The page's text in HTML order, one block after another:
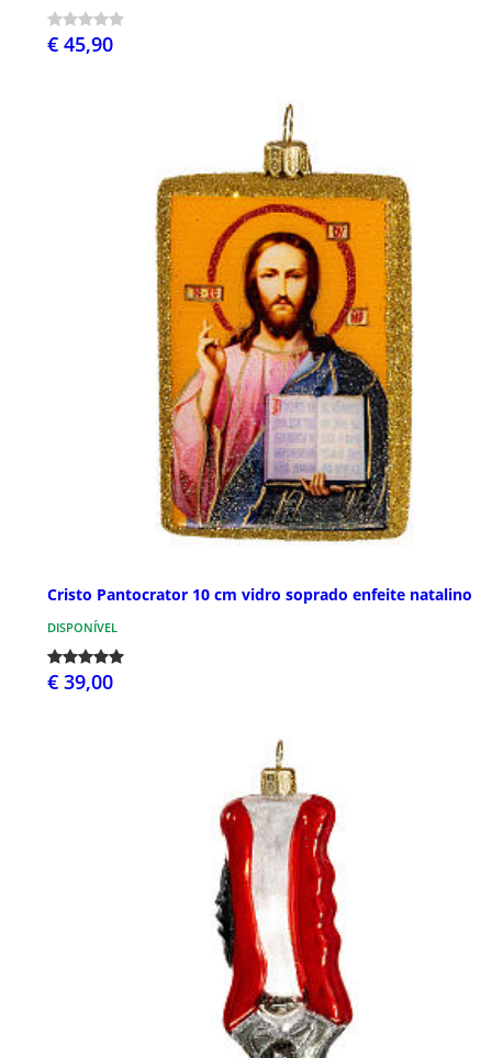
€ 45,90
Cristo Pantocrator 10 cm vidro soprado enfeite natalino
DISPONÍVEL
€ 39,00